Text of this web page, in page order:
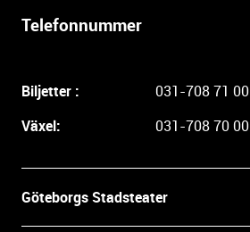
Telefonnummer
Biljetter :
031-708 71 00
Växel:
031-708 70 00
Göteborgs Stadsteater